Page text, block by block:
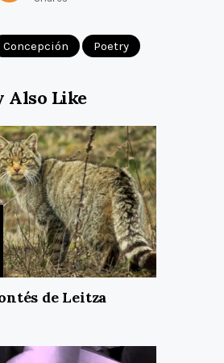
Concepción Poetry
Also Like
de Leitza